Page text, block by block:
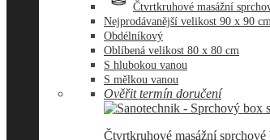
Čtvrtkruhové masážní
Nejprodávanější velikost 90 x 90
Obdélníkový
Oblíbená velikost 80 x 80 cm
S hlubokou vanou
S mělkou vanou
Ověřit termín doručení
Čtvrtkruhové masážní sprchové